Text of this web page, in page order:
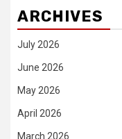
ARCHIVES
July 2026
June 2026
May 2026
April 2026
March 2026